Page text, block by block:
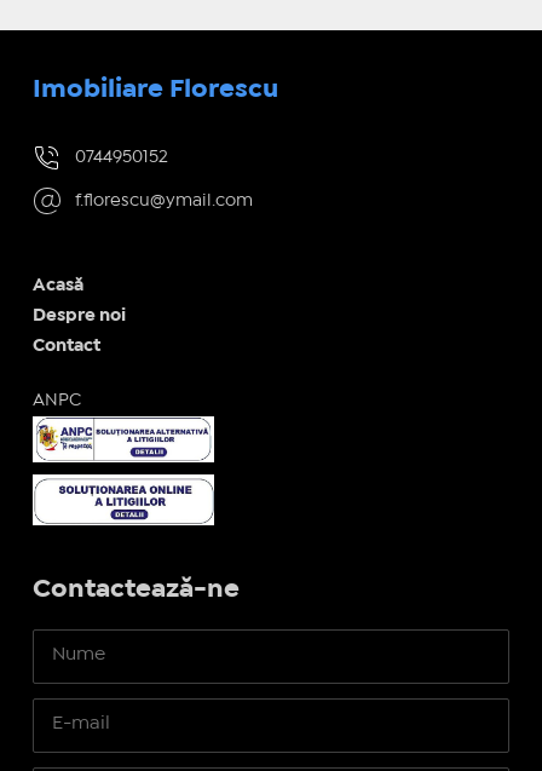
Imobiliare Florescu
0744950152
f.florescu@ymail.com
Acasă
Despre noi
Contact
ANPC
Contactează-ne